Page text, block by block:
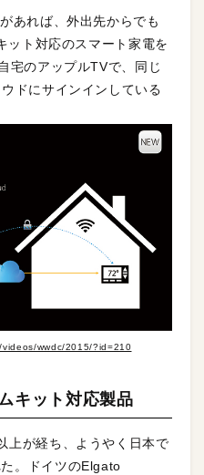
あれば、外出先からでも
ット対応のスマート家電を
宅のアップルTVで、同じ
ドにサインインしている
wwdc/2015/?id=210
キット対応製品
上が経ち、ようやく日本で
。ドイツのElgato